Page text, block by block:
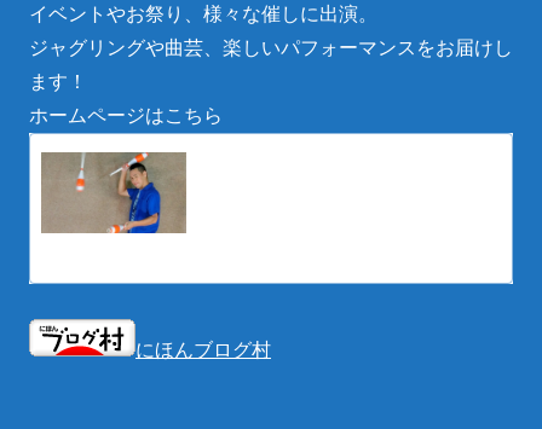
イベントやお祭り、様々な催しに出演。
ジャグリングや曲芸、楽しいパフォーマンスをお届けし
ます！
ホームページはこちら
にほんブログ村